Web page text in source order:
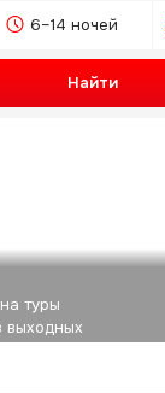
6–14 ночей
Найти
туры
выходных